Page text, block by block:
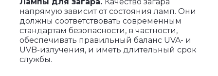
напрямую зависит от состояния ламп. Они
должны соответствовать современным
стандартам безопасности, в частности,
обеспечивать правильный баланс UVA- и
UVB-излучения, и иметь длительный срок
службы.